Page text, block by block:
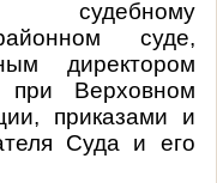
суде,
директором
при Верховном
приказами и
Суда и его